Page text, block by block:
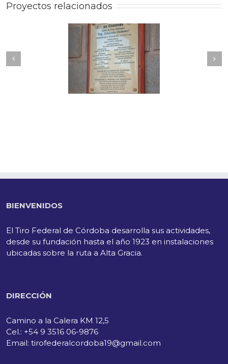
Proyectos relacionados
BIENVENIDOS
El Tiro Federal de Córdoba desarrolla sus actividades,
desde su fundación hasta el año 1923 en instalaciones
ubicadas sobre la ruta a Alta Gracia.
DIRECCIÓN
Camino a la Calera KM 12,5
Cel.: +54 9 3516 06-9876
Email: tirofederalcordoba19@gmail.com